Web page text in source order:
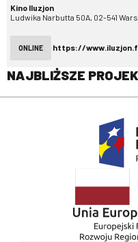
Kino Iluzjon
Ludwika Narbutta 50A, 02-541
ONLINE https://
NAJBLIŻSZE